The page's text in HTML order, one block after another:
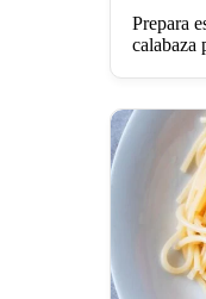
Prepara
calabaza